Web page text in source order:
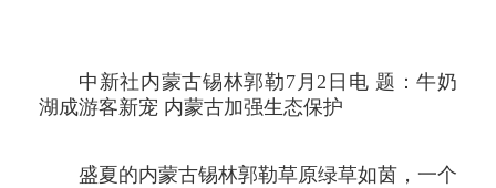
中新社内蒙古锡林郭勒7月2日电 题：牛奶
湖成游客新宠 内蒙古加强生态保护
盛夏的内蒙古锡林郭勒草原绿草如茵，一个